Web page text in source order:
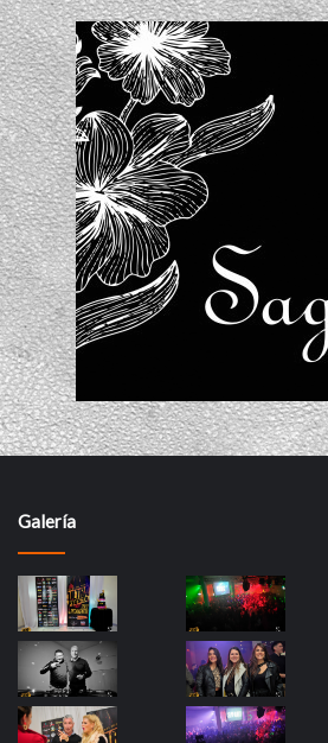
Galería